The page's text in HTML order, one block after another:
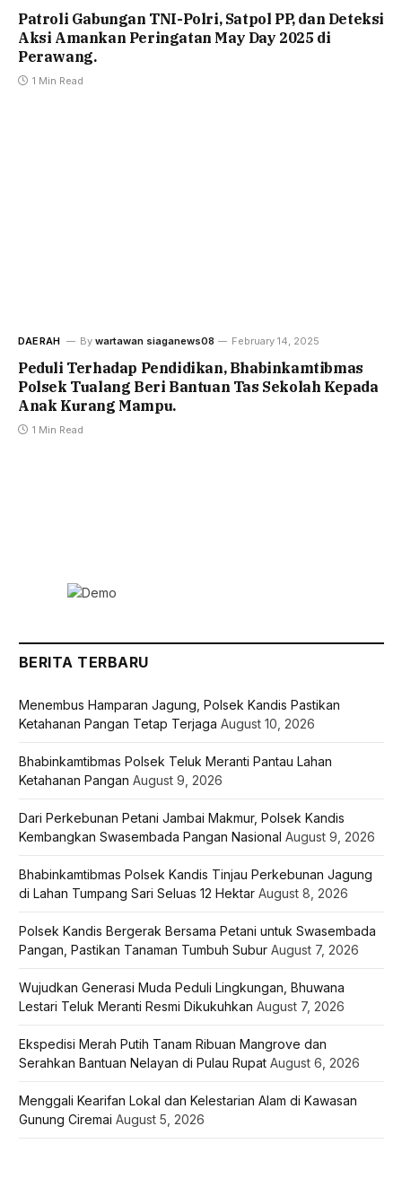
Patroli Gabungan TNI-Polri, Satpol PP, dan Deteksi
Aksi Amankan Peringatan May Day 2025 di
Perawang.
1 Min Read
DAERAH By wartawan siaganews08 February 14, 2025
Peduli Terhadap Pendidikan, Bhabinkamtibmas
Polsek Tualang Beri Bantuan Tas Sekolah Kepada
Anak Kurang Mampu.
1 Min Read
BERITA TERBARU
Menembus Hamparan Jagung, Polsek Kandis Pastikan
Ketahanan Pangan Tetap Terjaga August 10, 2026
Bhabinkamtibmas Polsek Teluk Meranti Pantau Lahan
Ketahanan Pangan August 9, 2026
Dari Perkebunan Petani Jambai Makmur, Polsek Kandis
Kembangkan Swasembada Pangan Nasional August 9, 2026
Bhabinkamtibmas Polsek Kandis Tinjau Perkebunan Jagung
di Lahan Tumpang Sari Seluas 12 Hektar August 8, 2026
Polsek Kandis Bergerak Bersama Petani untuk Swasembada
Pangan, Pastikan Tanaman Tumbuh Subur August 7, 2026
Wujudkan Generasi Muda Peduli Lingkungan, Bhuwana
Lestari Teluk Meranti Resmi Dikukuhkan August 7, 2026
Ekspedisi Merah Putih Tanam Ribuan Mangrove dan
Serahkan Bantuan Nelayan di Pulau Rupat August 6, 2026
Menggali Kearifan Lokal dan Kelestarian Alam di Kawasan
Gunung Ciremai August 5, 2026